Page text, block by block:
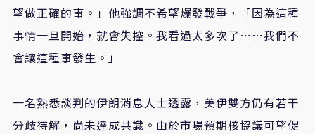
望做正確的事。」他強調不希望爆發戰爭，「因為這種
事情一旦開始，就會失控。我看過太多次了⋯⋯我們不
會讓這種事發生。」
一名熟悉談判的伊朗消息人士透露，美伊雙方仍有若干
分歧待解，尚未達成共識。由於市場預期核協議可望促